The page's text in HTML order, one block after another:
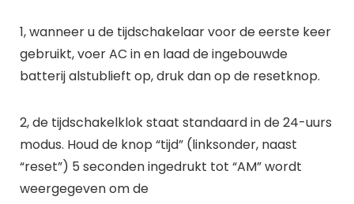
1, wanneer u de tijdschakelaar voor de eerste keer
gebruikt, voer AC in en laad de ingebouwde
batterij alstublieft op, druk dan op de resetknop.
2, de tijdschakelklok staat standaard in de 24-uurs
modus. Houd de knop “tijd” (linksonder, naast
“reset”) 5 seconden ingedrukt tot “AM” wordt
weergegeven om de